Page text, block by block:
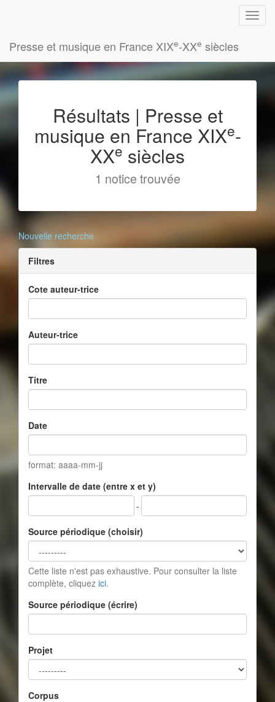
Presse et musique en France XIXe-XXe siècles
Résultats | Presse et
musique en France XIXe-
XXe siècles
1 notice trouvée
Nouvelle recherche
Filtres
Cote auteur-trice
Auteur-trice
Titre
Date
format: aaaa-mm-jj
Intervalle de date (entre x et y)
-
Source périodique (choisir)
Cette liste n'est pas exhaustive. Pour consulter la liste
complète, cliquez ici.
Source périodique (écrire)
Projet
Corpus